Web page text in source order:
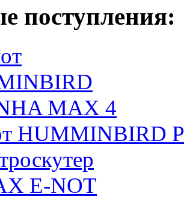
поступления:
HUMMINBIRD